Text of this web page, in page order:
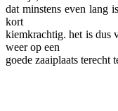
dat minstens even lang
kort
kiemkrachtig. het is dus
weer op een
goede zaaiplaats terecht